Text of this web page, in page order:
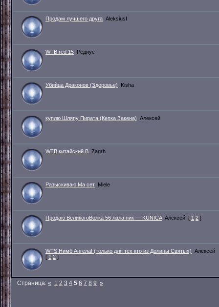
Продам лучшего друга AleksiusI
WTB red 15 Редиус
Убийца Драконов (Здоровье) Kisha
куплю Шляпу Пирата (Кепка Закена) Алексей
WTB китайский В Zagrh
Разыскиваю Ма сет Miele
Продаю ВеликогоВолка 56 лвла ник — KUNICA Алексей [ 1 2 ]
WTS Нимб Ангела! (только для тех кто из Долины Святых) Алексей
[ 1 2 ]
Страница:« 1 2 3 4 5 6 7 8 9 »